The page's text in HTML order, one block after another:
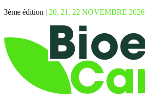
3ème édition | 20, 21, 22 NOVEMBRE 2026